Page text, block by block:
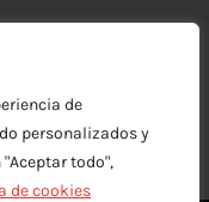
de
personalizados y
todo",
de cookies